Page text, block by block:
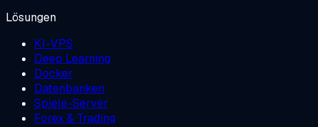
Lösungen
KI-VPS
Deep Learning
Docker
Datenbanken
Spiele-Server
Forex & Trading